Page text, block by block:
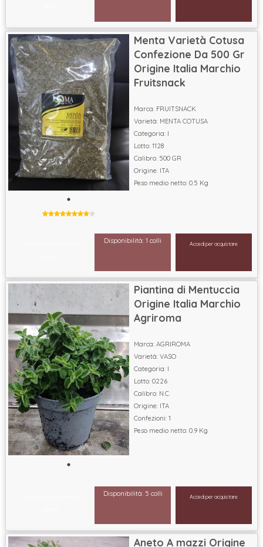
Menta Varietà Cotusa
Confezione Da 500 Gr
Origine Italia Marchio
Fruitsnack
Marca: FRUITSNACK
Varietà: MENTA COTUSA
Categoria: I
Lotto: 1128
Calibro: 500 GR
Origine: ITA
Peso medio netto: 0.5 Kg
Disponibilità: 1 colli Accedi per acquistare
Piantina di Mentuccia
Origine Italia Marchio
Agriroma
Marca: AGRIROMA
Varietà: VASO
Categoria: I
Lotto: 0226
Calibro: N.C.
Origine: ITA
Confezioni: 1
Peso medio netto: 0.9 Kg
Disponibilità: 5 colli Accedi per acquistare
Aneto A mazzi Origine